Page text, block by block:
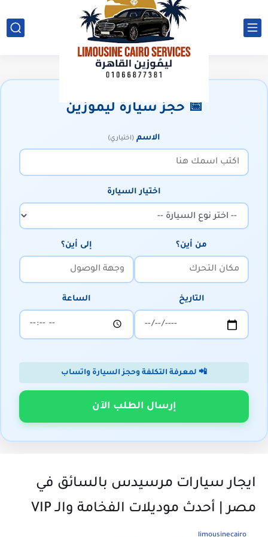
📅 حجز سيارة ليموزين
الاسم (اختياري)
اختيار السيارة
من أين؟ إلى أين؟
التاريخ الساعة
📲 لمعرفة التكلفة وحجز السيارة واتساب
إرسال الطلب الآن
ايجار سيارات مرسيدس بالسائق في
مصر | أحدث موديلات الفخامة والـ VIP